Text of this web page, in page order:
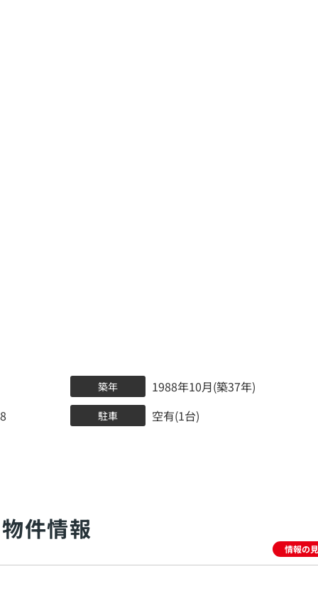
築年
1988年10月(築37年)
駐車 空有(1台)
物件情報
情報の